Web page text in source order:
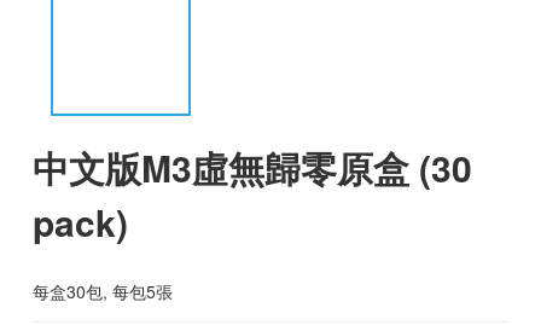
中文版M3虛無歸零原盒 (30
pack)
每盒30包, 每包5張